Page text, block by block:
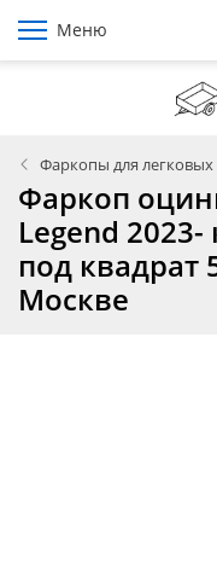
Меню
Фаркопы для
Фаркоп
Legend
под квадрат
Москве